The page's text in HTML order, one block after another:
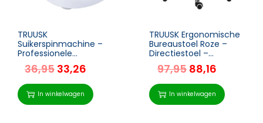
TRUUSK
Suikerspinmachine –
Professionele
Suikerspinmaker –
Inclusief Suikerspin
Stokjes – Eenvoudig in
Gebruik – Wit
36,95 33,26
In winkelwagen
TRUUSK Ergonomische
Bureaustoel Roze –
Directiestoel –
Gecapitonneerde
Rugleuning – PU – 59,5
x 60,5 x 95-105 cm
97,95 88,16
In winkelwagen